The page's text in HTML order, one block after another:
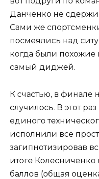
Данченко не
Сами же
посмеялись над
когда были похожие
самый диджей.
К счастью, в финале
случилось. В этот
единого
исполнили все
загипнотизировав
итоге
баллов (общая